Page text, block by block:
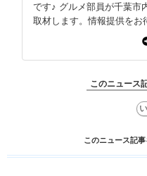
です♪ グルメ部員が千葉市
取材します。情報提供をお
このニュース
このニュース記